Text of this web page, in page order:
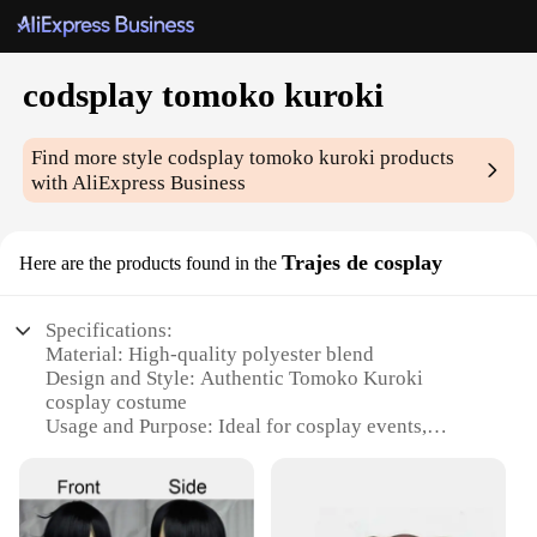
codsplay tomoko kuroki
Find more stylecodsplay tomoko kuroki products
with AliExpress Business
Here are the products found in the Trajes de cosplay
Specifications:
Material: High-quality polyester blend
Design and Style: Authentic Tomoko Kuroki
cosplay costume
Usage and Purpose: Ideal for cosplay events,
Performance and Property: Durable and comfortable
for extended wear
Parts and Accessories: Complete set including